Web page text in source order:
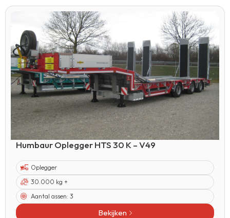
Humbaur Oplegger HTS 30 K – V49
Oplegger
30.000 kg +
Aantal assen: 3
Bekijken